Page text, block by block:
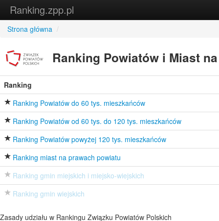
Ranking.zpp.pl
Strona główna /
Ranking Powiatów i Miast
Ranking
Ranking Powiatów do 60 tys. mieszkańców
Ranking Powiatów od 60 tys. do 120 tys. mieszkańców
Ranking Powiatów powyżej 120 tys. mieszkańców
Ranking miast na prawach powiatu
Ranking gmin miejskich i miejsko-wiejskich
Ranking gmin wiejskich
Zasady udziału w Rankingu Związku Powiatów Polskich